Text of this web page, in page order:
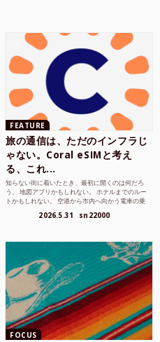
FEATURE
旅の通信は、ただのインフラじ
ゃない。Coral eSIMと考え
る、これ...
知らない街に着いたとき、最初に開くのは何だろ
う。 地図アプリかもしれない。 ホテルまでのルー
トかもしれない。 空港から市内へ向かう電車の乗
2026.5.31 sn22000
FOCUS